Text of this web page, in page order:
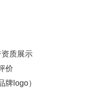
质展示
价
牌logo）